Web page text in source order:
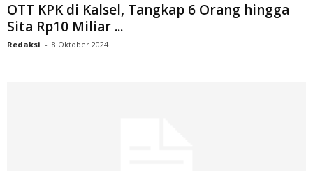
OTT KPK di Kalsel, Tangkap 6 Orang hingga
Sita Rp10 Miliar ...
Redaksi - 8 Oktober 2024